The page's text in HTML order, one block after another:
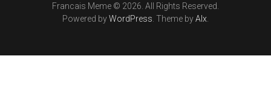
Francais Meme © 2026. All Rights Reserved.
Powered byWordPress . Theme byAlx